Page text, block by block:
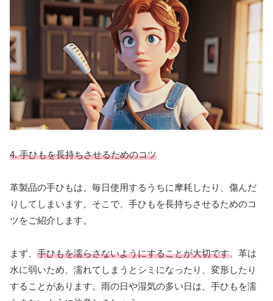
4. 手ひもを長持ちさせるためのコツ
革製品の手ひもは、毎日使用するうちに摩耗したり、傷んだ
りしてしまいます。そこで、手ひもを長持ちさせるためのコ
ツをご紹介します。
まず、 手ひもを濡らさないようにすることが大切です。革は
水に弱いため、濡れてしまうとシミになったり、変形したり
することがあります。雨の日や湿気の多い日は、手ひもを濡